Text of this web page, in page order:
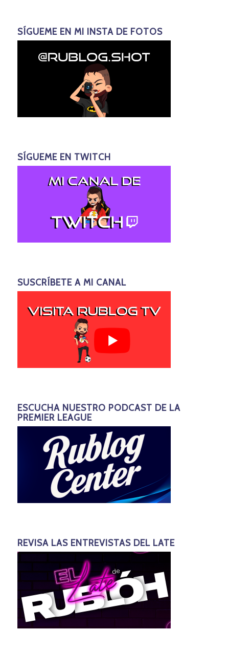
SÍGUEME EN MI INSTA DE FOTOS
SÍGUEME EN TWITCH
SUSCRÍBETE A MI CANAL
ESCUCHA NUESTRO PODCAST DE LA
PREMIER LEAGUE
REVISA LAS ENTREVISTAS DEL LATE